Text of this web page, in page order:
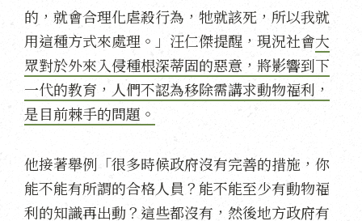
的，就會合理化虐殺行為，牠就該死，所以我就
用這種方式來處理。」汪仁傑提醒，現況社會大
眾對於外來入侵種根深蒂固的惡意，將影響到下
一代的教育，人們不認為移除需講求動物福利，
是目前棘手的問題。
他接著舉例「很多時候政府沒有完善的措施，你
能不能有所謂的合格人員？能不能至少有動物福
利的知識再出動？這些都沒有，然後地方政府有